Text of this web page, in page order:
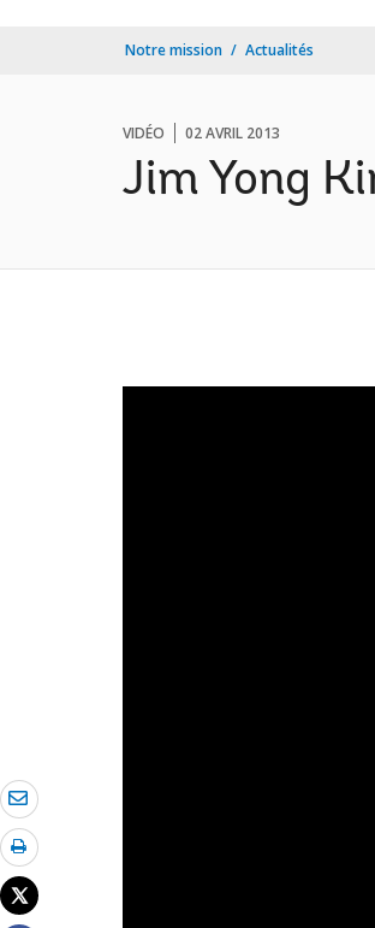
Notre mission Actualités
VIDÉO 02 AVRIL 2013
Jim Yong